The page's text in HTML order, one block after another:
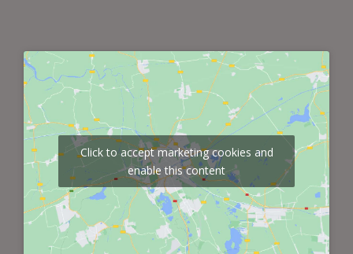
Click to accept marketing cookies and
enable this content